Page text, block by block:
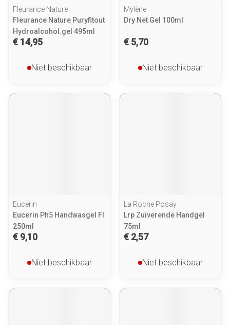
Fleurance Nature
Fleurance Nature Puryfitout
Hydroalcohol.gel 495ml
€ 14,95
Niet beschikbaar
Mylène
Dry Net Gel 100ml
€ 5,70
Niet beschikbaar
Eucerin
Eucerin Ph5 Handwasgel Fl
250ml
€ 9,10
Niet beschikbaar
La Roche Posay
Lrp Zuiverende Handgel
75ml
€ 2,57
Niet beschikbaar